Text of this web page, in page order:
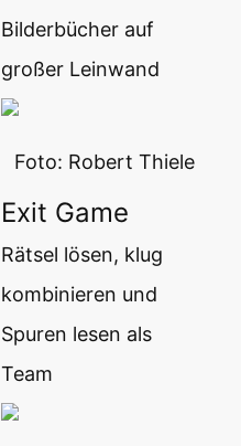
Bilderbücher auf
großer Leinwand
Foto: Robert Thiele
Exit Game
Rätsel lösen, klug
kombinieren und
Spuren lesen als
Team